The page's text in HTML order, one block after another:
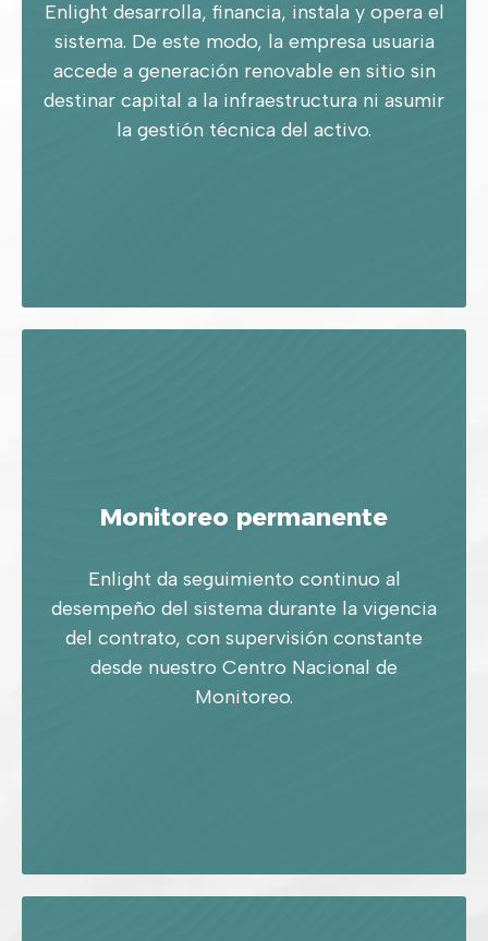
Enlight desarrolla, financia, instala y opera el
sistema. De este modo, la empresa usuaria
accede a generación renovable en sitio sin
destinar capital a la infraestructura ni asumir
la gestión técnica del activo.
Monitoreo permanente
Enlight da seguimiento continuo al
desempeño del sistema durante la vigencia
del contrato, con supervisión constante
desde nuestro Centro Nacional de
Monitoreo.